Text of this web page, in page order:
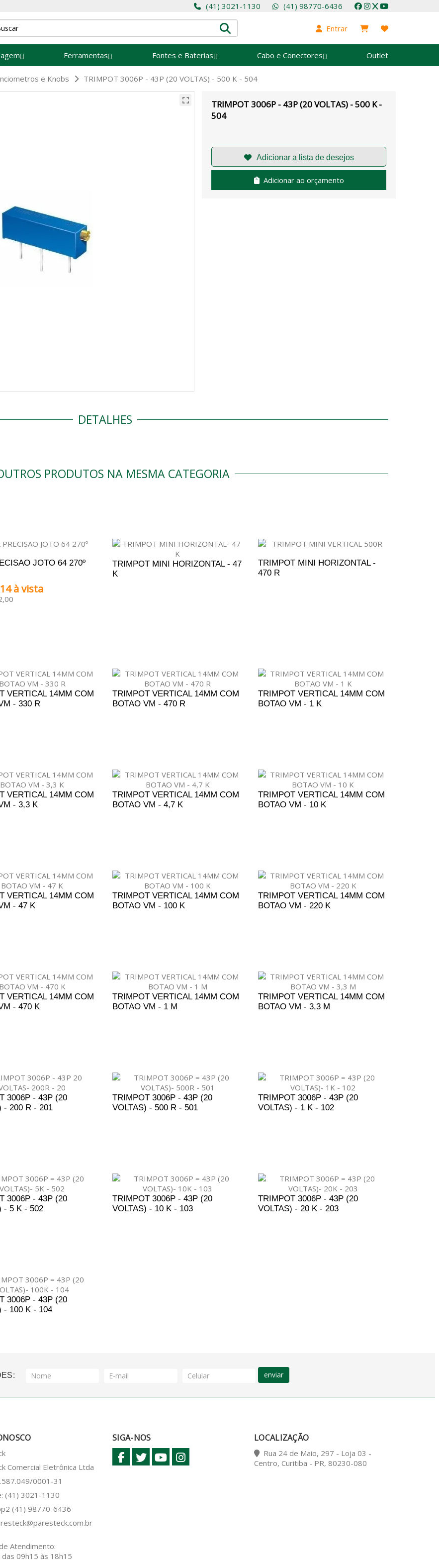
(41) 3021-1130 (41) 98770-6436
Entrar
Ferramentas Fontes e Baterias Cabo e Conectores Outlet
e Knobs TRIMPOT 3006P - 43P (20 VOLTAS) - 500 K - 504
TRIMPOT 3006P - 43P (20 VOLTAS) - 500 K -
504
Adicionar ao orçamento
DETALHES
PRODUTOS NA MESMA CATEGORIA
JOTO 64 270º
à vista
TRIMPOT MINI HORIZONTAL - 47
K
TRIMPOT MINI HORIZONTAL -
470 R
VERTICAL 14MM COM
- 330 R
TRIMPOT VERTICAL 14MM COM
BOTAO VM - 470 R
TRIMPOT VERTICAL 14MM COM
BOTAO VM - 1 K
VERTICAL 14MM COM
- 3,3 K
TRIMPOT VERTICAL 14MM COM
BOTAO VM - 4,7 K
TRIMPOT VERTICAL 14MM COM
BOTAO VM - 10 K
VERTICAL 14MM COM
- 47 K
TRIMPOT VERTICAL 14MM COM
BOTAO VM - 100 K
TRIMPOT VERTICAL 14MM COM
BOTAO VM - 220 K
VERTICAL 14MM COM
- 470 K
TRIMPOT VERTICAL 14MM COM
BOTAO VM - 1 M
TRIMPOT VERTICAL 14MM COM
BOTAO VM - 3,3 M
3006P - 43P (20
- 200 R - 201
TRIMPOT 3006P - 43P (20
VOLTAS) - 500 R - 501
TRIMPOT 3006P - 43P (20
VOLTAS) - 1 K - 102
3006P - 43P (20
- 5 K - 502
TRIMPOT 3006P - 43P (20
VOLTAS) - 10 K - 103
TRIMPOT 3006P - 43P (20
VOLTAS) - 20 K - 203
3006P - 43P (20
- 100 K - 104
enviar
Comercial Eletrônica Ltda
0001-31
(41) 3021-1130
(41) 98770-6436
Atendimento:
das 09h15 às 18h15
SIGA-NOS LOCALIZAÇÃO
Rua 24 de Maio, 297 - Loja 03 -
Centro, Curitiba - PR, 80230-080